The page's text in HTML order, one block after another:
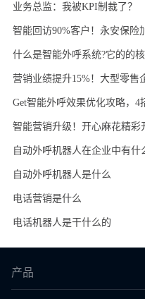
业务总监：我被KPI制裁了？
智能回访90%客户！永安保险
什么是智能外呼系统?它的的
Get智能外呼效果优化攻略，4
智能营销升级！开心麻花精彩
自动外呼机器人在企业中有什
自动外呼机器人是什么
电话营销是什么
电话机器人是干什么的
产品